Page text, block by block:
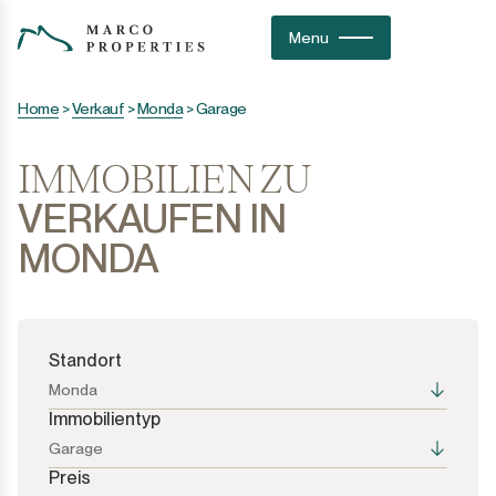
Menu
Home >Verkauf >Monda>Garage
IMMOBILIEN ZU
VERKAUFEN IN
MONDA
Standort
Monda
Alle Optionen
Immobilientyp
Garage
Alle Optionen
Preis